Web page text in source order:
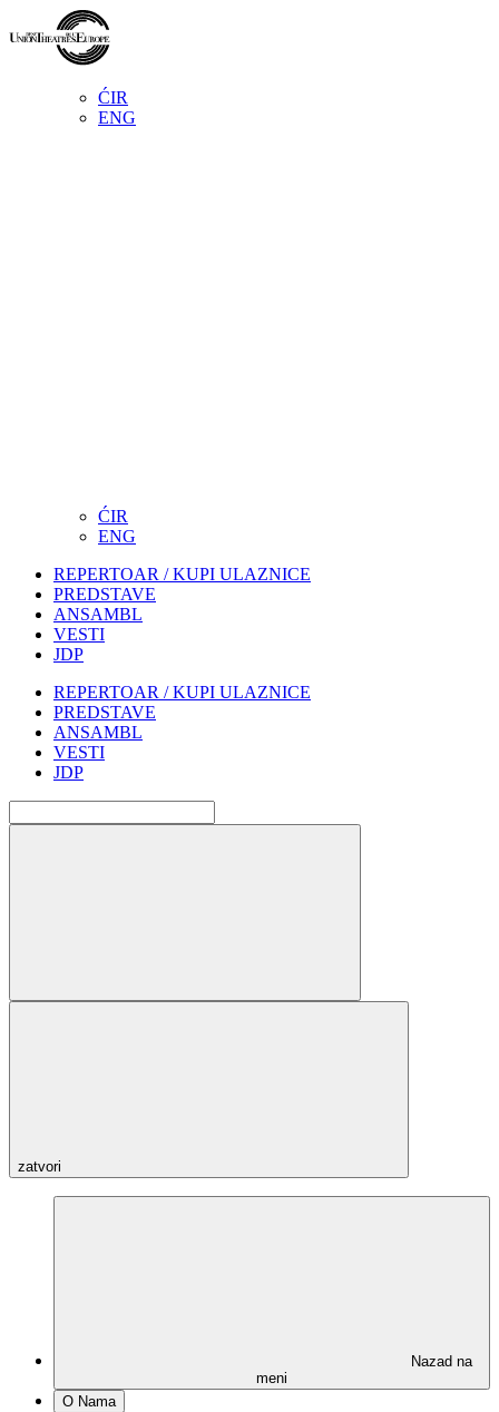
ĆIR
ENG
ĆIR
ENG
REPERTOAR / KUPI ULAZNICE
PREDSTAVE
ANSAMBL
VESTI
JDP
REPERTOAR / KUPI ULAZNICE
PREDSTAVE
ANSAMBL
VESTI
JDP
zatvori
Nazad na
meni
O Nama